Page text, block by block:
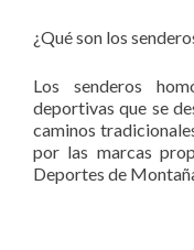
¿Qué son los
Los senderos
deportivas que se
caminos
por las marcas
Deportes de